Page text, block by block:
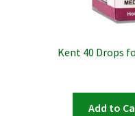
Kent 40 Drops
Add to